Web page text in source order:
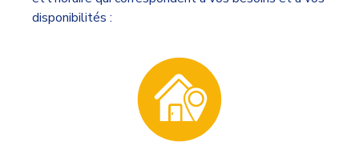
disponibilités :